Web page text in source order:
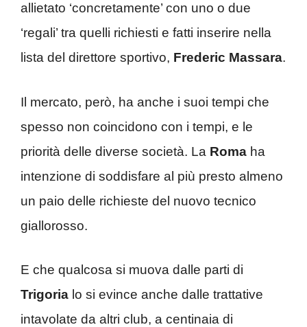
allietato ‘concretamente’ con uno o due
‘regali’ tra quelli richiesti e fatti inserire nella
lista del direttore sportivo, Frederic Massara.
Il mercato, però, ha anche i suoi tempi che
spesso non coincidono con i tempi, e le
priorità delle diverse società. La Roma ha
intenzione di soddisfare al più presto almeno
un paio delle richieste del nuovo tecnico
giallorosso.
E che qualcosa si muova dalle parti di
Trigoria lo si evince anche dalle trattative
intavolate da altri club, a centinaia di